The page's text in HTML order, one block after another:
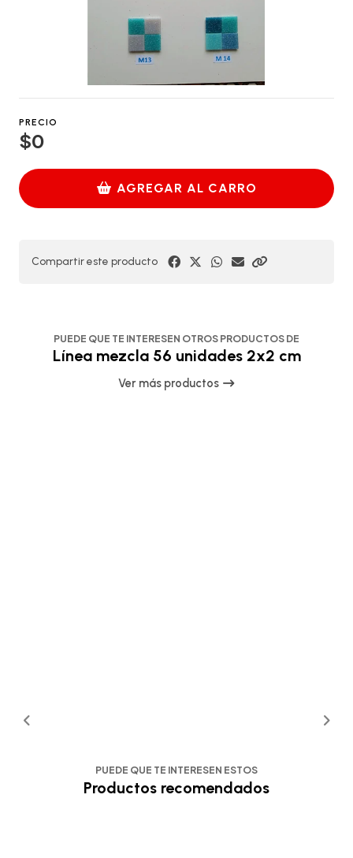
PRECIO
$0
AGREGAR AL CARRO
Compartir este producto
PUEDE QUE TE INTERESEN OTROS PRODUCTOS DE
Línea mezcla 56 unidades 2x2 cm
Ver más productos
PUEDE QUE TE INTERESEN ESTOS
Productos recomendados